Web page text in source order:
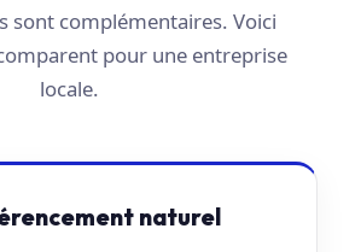
sont complémentaires. Voici
pour une entreprise
locale.
naturel